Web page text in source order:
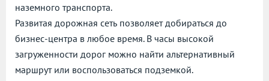
наземного транспорта.
Развитая дорожная сеть позволяет добираться до
бизнес-центра в любое время. В часы высокой
загруженности дорог можно найти альтернативный
маршрут или воспользоваться подземкой.